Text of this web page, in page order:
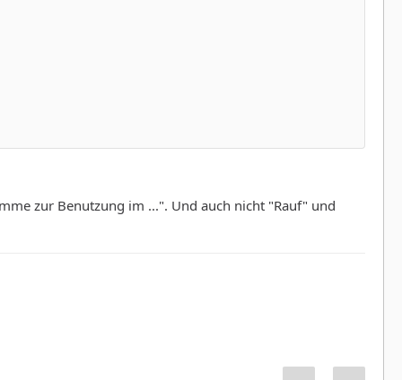
zur Benutzung im ...". Und auch nicht "Rauf" und